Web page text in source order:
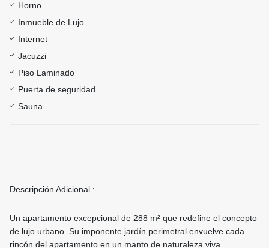
Horno
Inmueble de Lujo
Internet
Jacuzzi
Piso Laminado
Puerta de seguridad
Sauna
Descripción Adicional :
Un apartamento excepcional de 288 m² que redefine el concepto
de lujo urbano. Su imponente jardín perimetral envuelve cada
rincón del apartamento en un manto de naturaleza viva.